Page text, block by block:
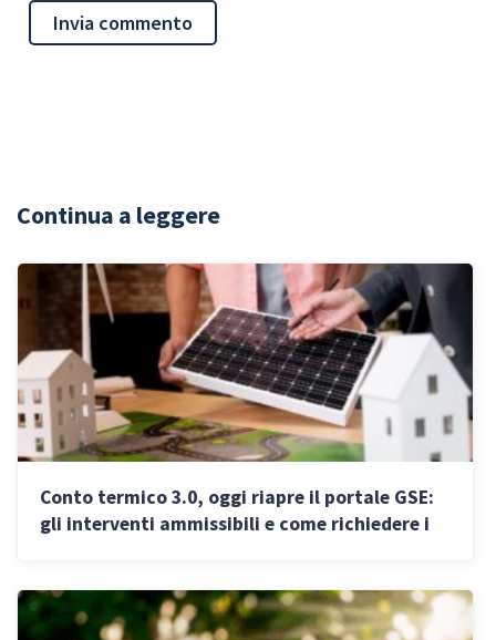
Continua a leggere
Conto termico 3.0, oggi riapre il portale GSE:
gli interventi ammissibili e come richiedere i